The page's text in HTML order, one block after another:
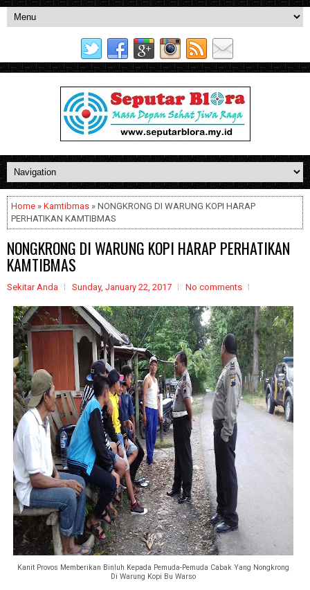
Home » Kamtibmas » NONGKRONG DI WARUNG KOPI HARAP
PERHATIKAN KAMTIBMAS
NONGKRONG DI WARUNG KOPI HARAP PERHATIKAN
KAMTIBMAS
Sekitar Anda Sunday, January 22, 2017 No comments
Kanit Provos Memberikan Binluh Kepada Pemuda-Pemuda Cabak Yang Nongkrong
Di Warung Kopi Bu Warso